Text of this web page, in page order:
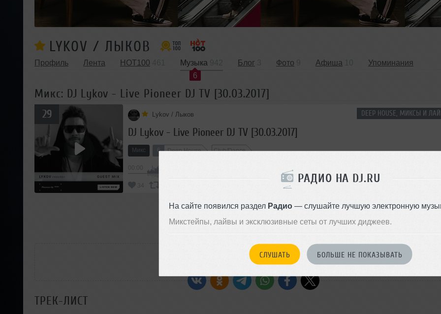
РАДИО НА DJ.RU
На сайте появился раздел Радио— слушайте лучшую электронную
Микстейпы, лайвы и эксклюзивные сеты от лучших диджеев.
СЛУШАТЬ БОЛЬШЕ НЕ ПОКАЗЫВАТЬ
LYKOV / ЛЫКОВ
Профиль Лента HOT100
Музыка
6
Блог Фото Афиша Упоминания
Микс: DJ Lykov - Live Pioneer DJ TV [30.03.2017]
DEEP HOUSE, МИКСЫ И
29 Lykov / Лыков
DJ Lykov - Live Pioneer DJ TV [30.03.2017]
Микс 6 Deep House Club/Dance
34 Комментировать
ПОДДЕРЖАТЬ АРТИСТА
РАССКАЖИ ДРУЗЬЯМ
ТРЕК-ЛИСТ